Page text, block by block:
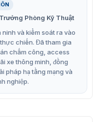
Trưởng Phòng Kỹ Thuật
và kiểm soát ra vào
chiến. Đã tham gia
chấm công, access
xe thông minh, đồng
pháp hạ tầng mạng và
nghiệp.